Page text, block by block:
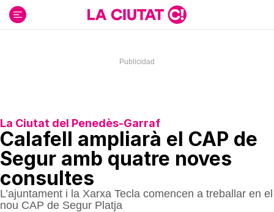
contenido
La Ciutat del Penedès-Garraf
Calafell ampliarà el CAP de
Segur amb quatre noves
consultes
L’ajuntament i la Xarxa Tecla comencen a treballar en el
nou CAP de Segur Platja